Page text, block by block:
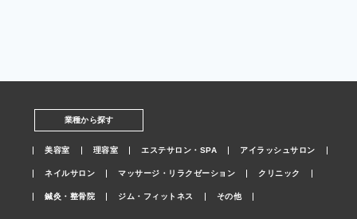
業種から探す
美容室 理容室 エステサロン・SPA アイラッシュサロン
ネイルサロン マッサージ・リラクゼーション クリニック
鍼灸・整骨院 ジム・フィットネス その他